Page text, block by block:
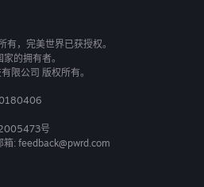
，完美世界已获授权。
的拥有者。
限公司 版权所有。
号
: feedback@pwrd.com